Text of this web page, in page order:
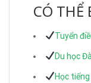
CÓ THỂ
Tuyển
Du học
Học